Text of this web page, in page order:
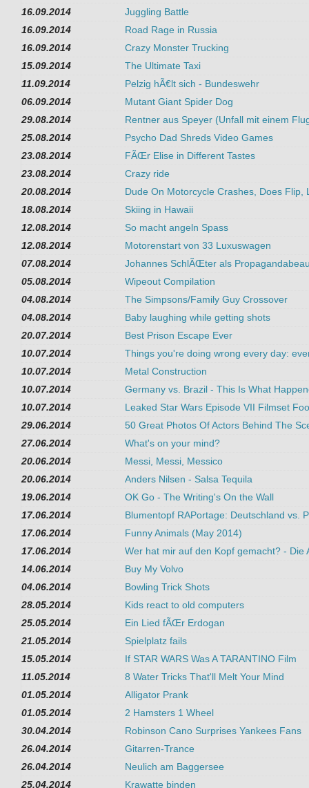
16.09.2014
Juggling Battle
16.09.2014
Road Rage in Russia
16.09.2014
Crazy Monster Trucking
15.09.2014
The Ultimate Taxi
11.09.2014
Pelzig hÃ€lt sich - Bundeswehr
06.09.2014
Mutant Giant Spider Dog
29.08.2014
Rentner aus Speyer (Unfall mit einem
25.08.2014
Psycho Dad Shreds Video Games
23.08.2014
FÃŒr Elise in Different Tastes
23.08.2014
Crazy ride
20.08.2014
Dude On Motorcycle Crashes, Does Flip,
18.08.2014
Skiing in Hawaii
12.08.2014
So macht angeln Spass
12.08.2014
Motorenstart von 33 Luxuswagen
07.08.2014
Johannes SchlÃŒter als
05.08.2014
Wipeout Compilation
04.08.2014
The Simpsons/Family Guy Crossover
04.08.2014
Baby laughing while getting shots
20.07.2014
Best Prison Escape Ever
10.07.2014
Things you're doing wrong every day:
10.07.2014
Metal Construction
10.07.2014
Germany vs. Brazil - This Is What
10.07.2014
Leaked Star Wars Episode VII Filmset
29.06.2014
50 Great Photos Of Actors Behind The
27.06.2014
What's on your mind?
20.06.2014
Messi, Messi, Messico
20.06.2014
Anders Nilsen - Salsa Tequila
19.06.2014
OK Go - The Writing's On the Wall
17.06.2014
Blumentopf RAPortage: Deutschland vs.
17.06.2014
Funny Animals (May 2014)
17.06.2014
Wer hat mir auf den Kopf gemacht? - Die
14.06.2014
Buy My Volvo
04.06.2014
Bowling Trick Shots
28.05.2014
Kids react to old computers
25.05.2014
Ein Lied fÃŒr Erdogan
21.05.2014
Spielplatz fails
15.05.2014
If STAR WARS Was A TARANTINO Film
11.05.2014
8 Water Tricks That'll Melt Your Mind
01.05.2014
Alligator Prank
01.05.2014
2 Hamsters 1 Wheel
30.04.2014
Robinson Cano Surprises Yankees Fans
26.04.2014
Gitarren-Trance
26.04.2014
Neulich am Baggersee
25.04.2014
Krawatte binden